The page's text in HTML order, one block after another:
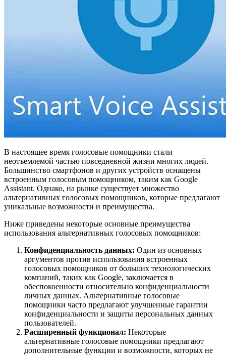
В настоящее время голосовые помощники стали
неотъемлемой частью повседневной жизни многих людей.
Большинство смартфонов и других устройств оснащены
встроенным голосовым помощником, таким как Google
Assistant. Однако, на рынке существует множество
альтернативных голосовых помощников, которые предлагают
уникальные возможности и преимущества.
Ниже приведены некоторые основные преимущества
использования альтернативных голосовых помощников:
Конфиденциальность данных: Один из основных
аргументов против использования встроенных
голосовых помощников от больших технологических
компаний, таких как Google, заключается в
обеспокоенности относительно конфиденциальности
личных данных. Альтернативные голосовые
помощники часто предлагают улучшенные гарантии
конфиденциальности и защиты персональных данных
пользователей.
Расширенный функционал: Некоторые
альтернативные голосовые помощники предлагают
дополнительные функции и возможности, которых не